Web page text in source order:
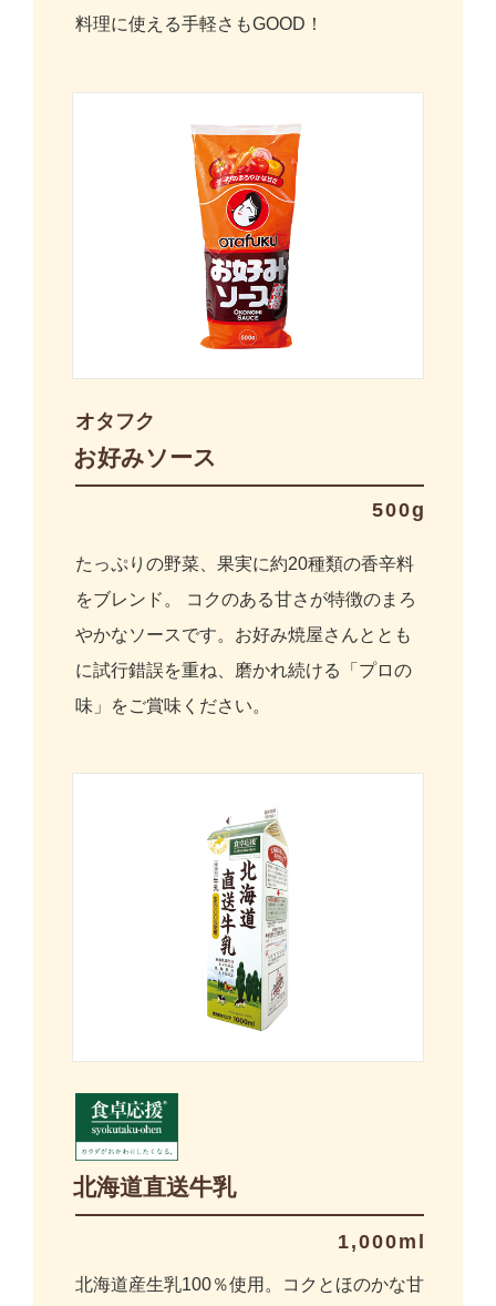
料理に使える手軽さもGOOD！
オタフク
お好みソース
500g
たっぷりの野菜、果実に約20種類の香辛料
をブレンド。 コクのある甘さが特徴のまろ
やかなソースです。お好み焼屋さんととも
に試行錯誤を重ね、磨かれ続ける「プロの
味」をご賞味ください。
北海道直送牛乳
1,000ml
北海道産生乳100％使用。コクとほのかな甘